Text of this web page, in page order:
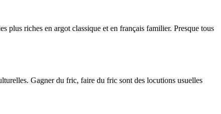
plus riches en argot classique et en français familier. Presque tous
Gagner du fric, faire du fric sont des locutions usuelles